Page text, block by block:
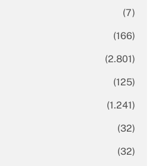
(7)
(166)
(2.801)
(125)
(1.241)
(32)
(32)